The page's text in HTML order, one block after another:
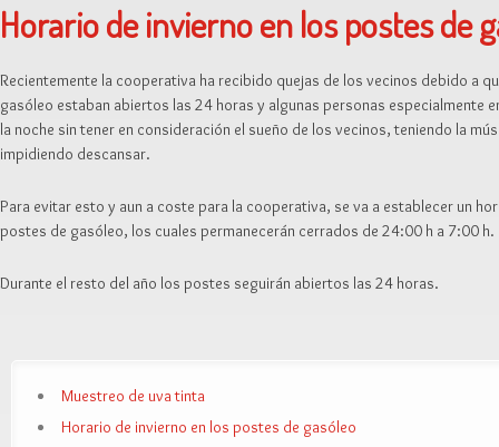
Horario de invierno en los postes de
Recientemente la cooperativa ha recibido quejas de los vecinos debido a
gasóleo estaban abiertos las 24 horas y algunas personas especialmente
la noche sin tener en consideración el sueño de los vecinos, teniendo la
impidiendo descansar.
Para evitar esto y aun a coste para la cooperativa, se va a establecer un
postes de gasóleo, los cuales permanecerán cerrados de 24:00 h a 7:00 h.
Durante el resto del año los postes seguirán abiertos las 24 horas.
Muestreo de uva tinta
Horario de invierno en los postes de gasóleo